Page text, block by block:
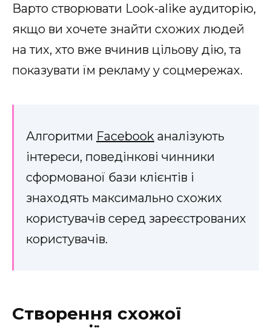
Варто створювати Look-alike аудиторію,
якщо ви хочете знайти схожих людей
на тих, хто вже вчинив цільову дію, та
показувати їм рекламу у соцмережах.
Алгоритми Facebook аналізують
інтереси, поведінкові чинники
сформованої бази клієнтів і
знаходять максимально схожих
користувачів серед зареєстрованих
користувачів.
Створення схожої